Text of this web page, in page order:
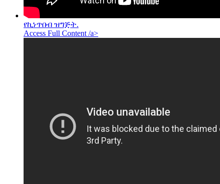
የኪነጥበብ ዝግጅት.
Access Full Content /a>